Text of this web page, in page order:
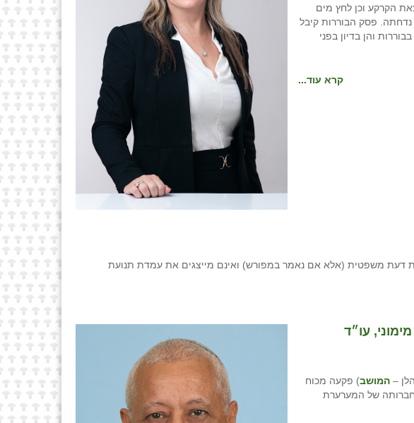
הקרקע וכן לחץ מים
נדחתה. פסק הבוררות קיבל
והן בדיון בפני
קרא עוד...
דעת משפטית (אלא אם נאמר במפורש) ואינם מייצגים את עמדת תנועת
עו״ד
– המושב) פקעה מכוח
של המערערת